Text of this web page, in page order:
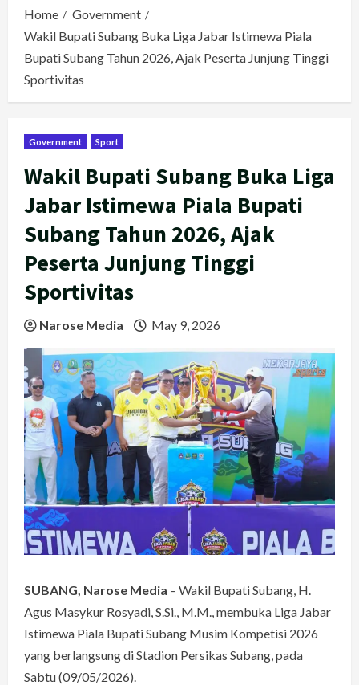
Home
Government
Wakil Bupati Subang Buka Liga Jabar Istimewa Piala
Bupati Subang Tahun 2026, Ajak Peserta Junjung Tinggi
Sportivitas
Government Sport
Wakil Bupati Subang Buka Liga
Jabar Istimewa Piala Bupati
Subang Tahun 2026, Ajak
Peserta Junjung Tinggi
Sportivitas
Narose Media May 9, 2026
SUBANG, Narose Media – Wakil Bupati Subang, H.
Agus Masykur Rosyadi, S.Si., M.M., membuka Liga Jabar
Istimewa Piala Bupati Subang Musim Kompetisi 2026
yang berlangsung di Stadion Persikas Subang, pada
Sabtu (09/05/2026).